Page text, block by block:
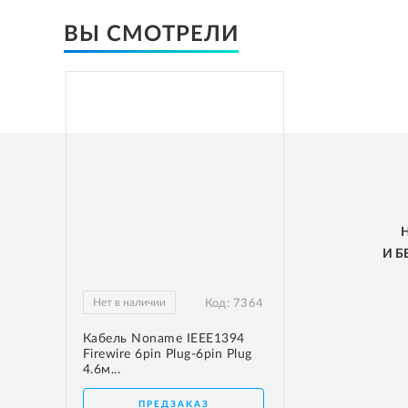
ВЫ СМОТРЕЛИ
Нет в наличии Код: 7364
Кабель Noname IEEE1394
Firewire 6pin Plug-6pin Plug
4.6м...
ПРЕДЗАКАЗ
И